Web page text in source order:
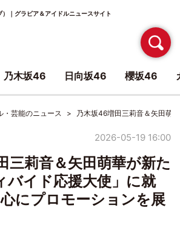
｜グラビア＆アイドルニュースサイト
・芸能のニュース 乃木坂46増田三莉音＆矢田萌
2026-05-19 16:00
三莉音＆矢田萌華が新た
バイド応援大使」に就
にプロモーションを展
乃木坂46 日向坂46 櫻坂46